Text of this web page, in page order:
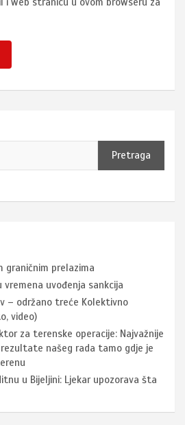
Pretraga
graničnim prelazima
vremena uvođenja sankcija
– održano treće Kolektivno
video)
za terenske operacije: Najvažnije
našeg rada tamo gdje je
u Bijeljini: Ljekar upozorava šta